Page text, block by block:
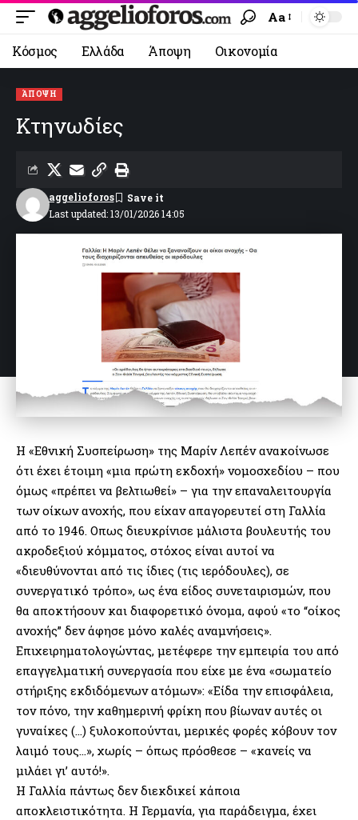
Aa
Κόσμος Ελλάδα Άποψη Οικονομία
ΆΠΟΨΗ
Κτηνωδίες
Last updated: 13/01/2026 14:05
aggelioforos
Η «Εθνική Συσπείρωση» της Μαρίν Λεπέν ανακοίνωσε
ότι έχει έτοιμη «μια πρώτη εκδοχή» νομοσχεδίου – που
όμως «πρέπει να βελτιωθεί» – για την επαναλειτουργία
των οίκων ανοχής, που είχαν απαγορευτεί στη Γαλλία
από το 1946. Οπως διευκρίνισε μάλιστα βουλευτής του
ακροδεξιού κόμματος, στόχος είναι αυτοί να
«διευθύνονται από τις ίδιες (τις ιερόδουλες), σε
συνεργατικό τρόπο», ως ένα είδος συνεταιρισμών, που
θα αποκτήσουν και διαφορετικό όνομα, αφού «το “οίκος
ανοχής” δεν άφησε μόνο καλές αναμνήσεις».
Επιχειρηματολογώντας, μετέφερε την εμπειρία του από
επαγγελματική συνεργασία που είχε με ένα «σωματείο
στήριξης εκδιδόμενων ατόμων»: «Είδα την επισφάλεια,
τον πόνο, την καθημερινή φρίκη που βίωναν αυτές οι
γυναίκες (…) ξυλοκοπούνται, μερικές φορές κόβουν τον
λαιμό τους…», χωρίς – όπως πρόσθεσε – «κανείς να
μιλάει γι’ αυτό!».
Η Γαλλία πάντως δεν διεκδικεί κάποια
αποκλειστικότητα. Η Γερμανία, για παράδειγμα, έχει